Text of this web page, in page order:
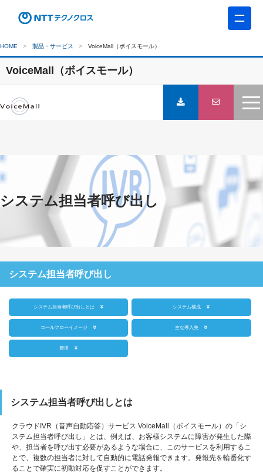
HOME 製品・サービス VoiceMall（ボイスモール）
VoiceMall（ボイスモール）
システム担当者呼び出し
システム担当者呼び出し
システム担当者呼び出しとは システム構成
コールフローイメージ 主な導入先
費用
システム担当者呼び出しとは
クラウドIVR（音声自動応答）サービス VoiceMall（ボイスモール）の「シ
ステム担当者呼び出し」とは、例えば、お客様システムに障害が発生した際
や、担当者を呼び出す必要があるような場合に、このサービスを利用するこ
とで、複数の担当者に対して自動的に電話発報できます。発報先を輪番化す
ることで確実に初動対応を促すことができます。